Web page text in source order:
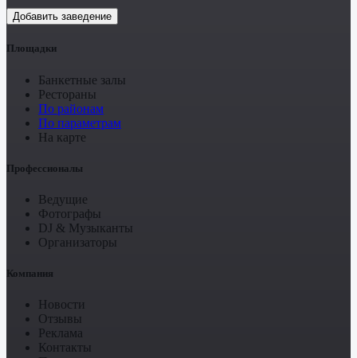
Добавить заведение
Площадки
Банкетные залы
Рестораны
По районам
По параметрам
На карте
Профессионалы
Ведущие
Фотографы
DJ & Музыканты
Организаторы
Компания
Новости
Отзывы
Реклама
Контакты